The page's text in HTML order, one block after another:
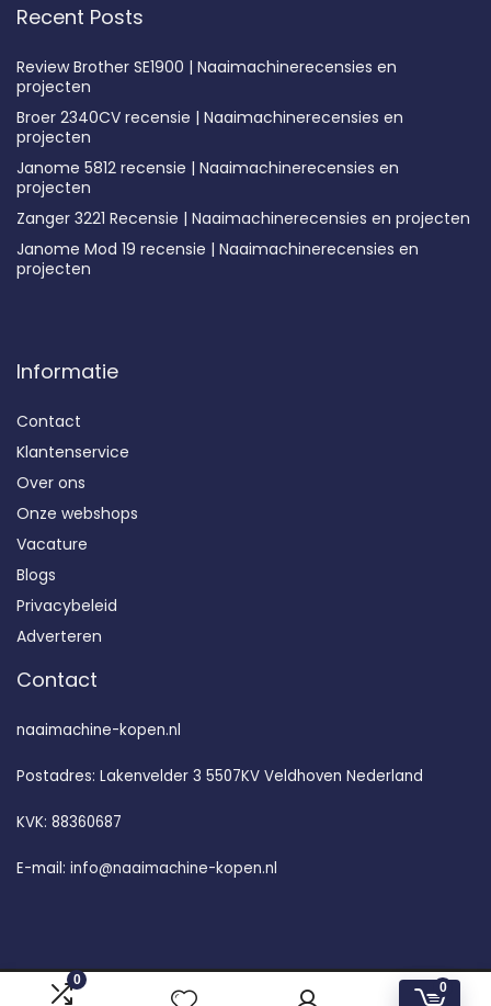
0
0
Recent Posts
Review Brother SE1900 | Naaimachinerecensies en
projecten
Broer 2340CV recensie | Naaimachinerecensies en
projecten
Janome 5812 recensie | Naaimachinerecensies en
projecten
Zanger 3221 Recensie | Naaimachinerecensies en projecten
Janome Mod 19 recensie | Naaimachinerecensies en
projecten
Informatie
Contact
Klantenservice
Over ons
Onze webshops
Vacature
Blogs
Privacybeleid
Adverteren
Contact
naaimachine-kopen.nl
Postadres: Lakenvelder 3 5507KV Veldhoven Nederland
KVK: 88360687
E-mail: info@naaimachine-kopen.nl
2024 © Naaimachine-kopen.nl Alle rechten voorbehouden